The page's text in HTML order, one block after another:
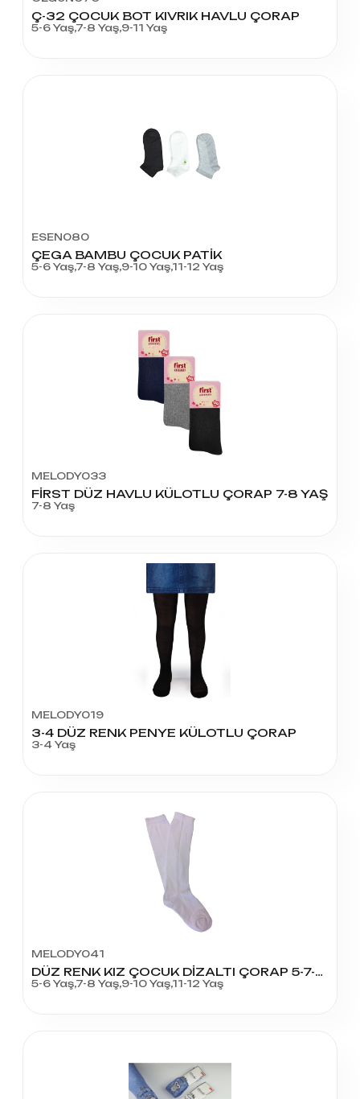
Ç-32 ÇOCUK BOT KIVRIK HAVLU ÇORAP
5-6 Yaş,7-8 Yaş,9-11 Yaş
ESEN080
ÇEGA BAMBU ÇOCUK PATİK
5-6 Yaş,7-8 Yaş,9-10 Yaş,11-12 Yaş
MELODY033
FİRST DÜZ HAVLU KÜLOTLU ÇORAP 7-8 YAŞ
7-8 Yaş
MELODY019
3-4 DÜZ RENK PENYE KÜLOTLU ÇORAP
3-4 Yaş
MELODY041
DÜZ RENK KIZ ÇOCUK DİZALTI ÇORAP 5-7-9-11 YAŞ
5-6 Yaş,7-8 Yaş,9-10 Yaş,11-12 Yaş